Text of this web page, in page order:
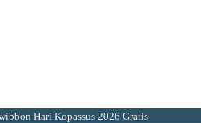
Hari Kopassus 2026 Gratis